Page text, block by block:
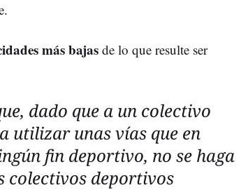
más bajas de lo que resulte ser
dado que a un colectivo
utilizar unas vías que en
fin deportivo, no se haga
deportivos